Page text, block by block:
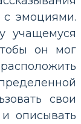
эмоциями.
учащемуся
он мог
свои
описывать